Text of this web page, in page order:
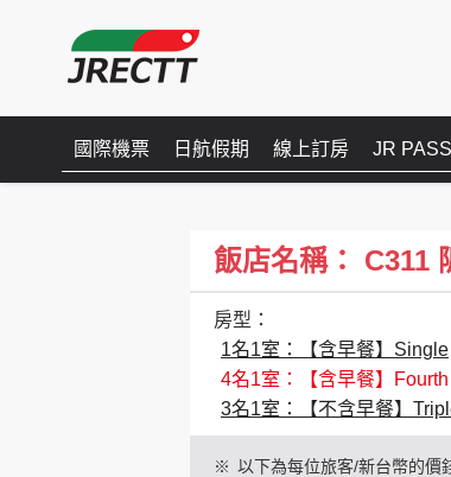
國際機票 日航假期 線上訂房 JR PASS
飯店名稱： C311
房型：
1名1室：【含早餐】Single
4名1室：【含早餐】Fourth
3名1室：【不含早餐】
※ 以下為每位旅客/新台幣的價